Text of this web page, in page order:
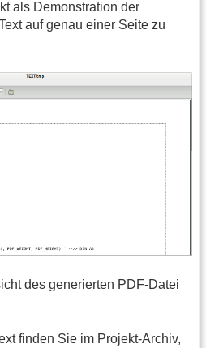
als Demonstration der
auf genau einer Seite zu
des generierten PDF-Datei
finden Sie im Projekt-Archiv,